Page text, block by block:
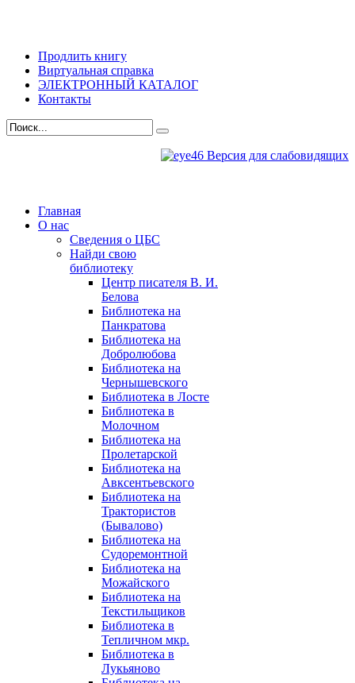
Продлить книгу
Виртуальная справка
ЭЛЕКТРОННЫЙ КАТАЛОГ
Контакты
Версия для слабовидящих
Главная
О нас
Сведения о ЦБС
Найди свою
библиотеку
Центр писателя В. И.
Белова
Библиотека на
Панкратова
Библиотека на
Добролюбова
Библиотека на
Чернышевского
Библиотека в Лосте
Библиотека в
Молочном
Библиотека на
Пролетарской
Библиотека на
Авксентьевского
Библиотека на
Трактористов
(Бывалово)
Библиотека на
Судоремонтной
Библиотека на
Можайского
Библиотека на
Текстильщиков
Библиотека в
Тепличном мкр.
Библиотека в
Лукьяново